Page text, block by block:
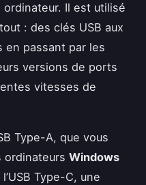
Il est utilisé
: des clés USB aux
en passant par les
versions de ports
vitesses de
Type-A, que vous
ordinateurs Windows
Type-C, une